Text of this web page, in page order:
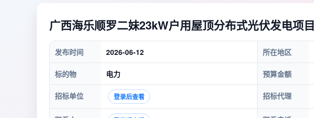
广西海乐顺罗二妹23kW户用屋顶分布式光伏发电项目
发布时间 2026-06-12 所在地区
标的物 电力 预算金额
招标单位 登录后查看 招标代理